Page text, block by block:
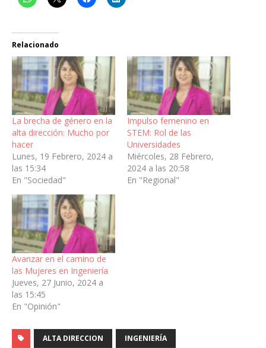
Relacionado
La brecha de género en la
alta dirección: Mucho por
hacer
Lunes, 19 Febrero, 2024 a
las 15:34
En "Sociedad"
Impulso femenino en
STEM: Rol de las
Universidades
Miércoles, 28 Febrero,
2024 a las 20:58
En "Regional"
Avanzar en el camino de
las Mujeres en Ingeniería
Jueves, 27 Junio, 2024 a
las 15:45
En "Opinión"
ALTA DIRECCION INGENIERÍA